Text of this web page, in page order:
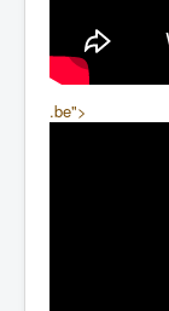
.be">